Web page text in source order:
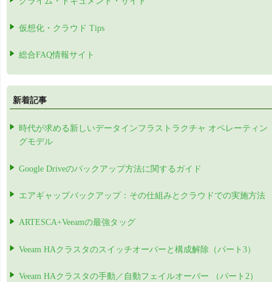
仮想化・クラウド Tips
総合FAQ情報サイト
新着記事
時代が求める新しいデータインフラストラクチャ オペレーティン
グモデル
Google Driveのバックアップ方法に関するガイド
エアギャップバックアップ：その仕組みとクラウドでの実施方法
ARTESCA+Veeamの最強タッグ
Veeam HAクラスタのスイッチオーバーと構成解除（パート3）
Veeam HAクラスタの手動／自動フェイルオーバー （パート2）